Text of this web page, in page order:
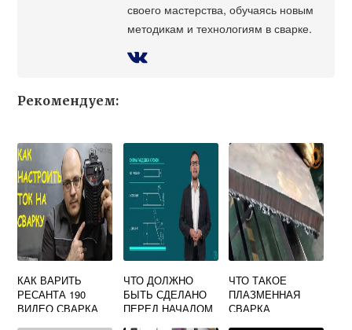
своего мастерства, обучаясь новым
методикам и технологиям в сварке.
Рекомендуем:
КАК ВАРИТЬ
РЕСАНТА 190
ВИДЕО СВАРКА
ЧТО ДОЛЖНО
БЫТЬ СДЕЛАНО
ПЕРЕД НАЧАЛОМ
ЧТО ТАКОЕ
ПЛАЗМЕННАЯ
СВАРКА